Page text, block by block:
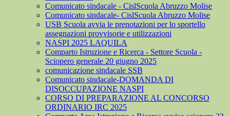
Comunicato sindacale - CislScuola Abruzzo Molise
Comunicato sindacale- CislScuola Abruzzo Molise
USB Scuola avvia le prenotazioni per lo sportello
assegnazioni provvisorie e utilizzazioni
NASPI 2025 LAQUILA
Comparto Istruzione e Ricerca - Settore Scuola -
Sciopero generale 20 giugno 2025
comunicazione sindacale SSB
Comunicato sindacale-DOMANDA DI
DISOCCUPAZIONE NASPI
CORSO DI PREPARAZIONE AL CONCORSO
ORDINARIO IRC 2025